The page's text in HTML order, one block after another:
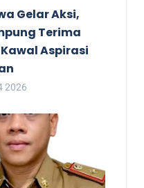
Gelar Aksi,
Terima
Aspirasi
2026